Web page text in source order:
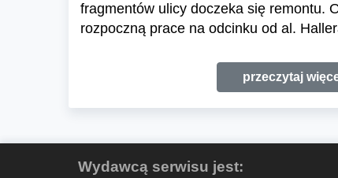
fragmentów ulicy doczeka się remontu.
rozpoczną prace na odcinku od al.
przeczytaj
Wydawcą serwisu jest: